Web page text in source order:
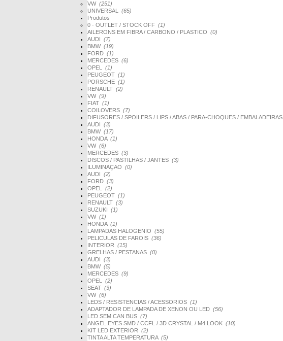
VW (251)
UNIVERSAL (65)
Produtos
0 - OUTLET / STOCK OFF (1)
AILERONS EM FIBRA / CARBONO / PLASTICO (0)
AUDI (7)
BMW (19)
FORD (1)
MERCEDES (6)
OPEL (1)
PEUGEOT (1)
PORSCHE (1)
RENAULT (2)
VW (9)
FIAT (1)
COILOVERS (7)
DIFUSORES / SPOILERS / LIPS / ABAS / PARA-CHOQUES / EMBALADEIRAS
AUDI (3)
BMW (17)
HONDA (1)
VW (6)
MERCEDES (3)
DISCOS / PASTILHAS / JANTES (3)
ILUMINAÇAO (0)
AUDI (2)
FORD (3)
OPEL (2)
PEUGEOT (1)
RENAULT (3)
SUZUKI (1)
VW (1)
HONDA (1)
LAMPADAS HALOGENIO (55)
PELICULAS DE FAROIS (36)
INTERIOR (15)
GRELHAS / PESTANAS (0)
AUDI (3)
BMW (5)
MERCEDES (9)
OPEL (2)
SEAT (3)
VW (6)
LEDS / RESISTENCIAS / ACESSORIOS (1)
ADAPTADOR DE LAMPADA DE XENON OU LED (56)
LED SEM CAN BUS (7)
ANGEL EYES SMD / CCFL / 3D CRYSTAL / M4 LOOK (10)
KIT LED EXTERIOR (2)
TINTA ALTA TEMPERATURA (5)